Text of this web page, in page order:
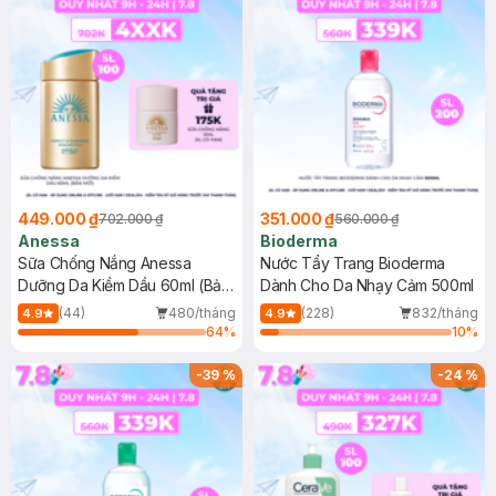
449.000 ₫702.000 ₫
Anessa
Sữa Chống Nắng Anessa
Dưỡng Da Kiềm Dầu 60ml (Bản
Mới)
4.9 (44)
480/tháng
64%
351.000 ₫560.000 ₫
Bioderma
Nước Tẩy Trang Bioderma
Dành Cho Da Nhạy Cảm 500ml
4.9 (228)
832/tháng
10%
-39% -24%